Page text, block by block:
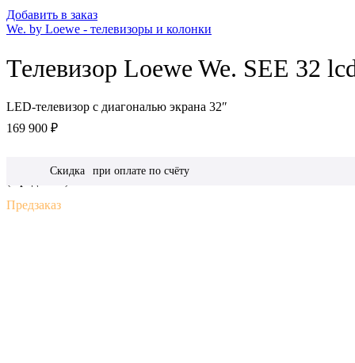
Добавить в заказ
We. by Loewe - телевизоры и колонки
Телевизор Loewe We. SEE 32
LED-телевизор с диагональю экрана 32″
169 900 ₽
Скидка при оплате по счёту
Предзаказ